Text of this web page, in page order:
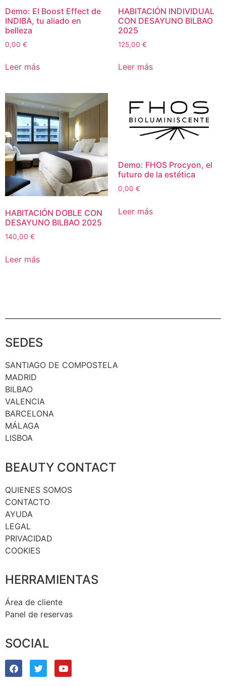
Demo: El Boost Effect de
INDIBA, tu aliado en
belleza
0,00 €
Leer más
HABITACIÓN INDIVIDUAL
CON DESAYUNO BILBAO
2025
125,00 €
Leer más
HABITACIÓN DOBLE CON
DESAYUNO BILBAO 2025
140,00 €
Leer más
Demo: FHOS Procyon, el
futuro de la estética
0,00 €
Leer más
SEDES
SANTIAGO DE COMPOSTELA
MADRID
BILBAO
VALENCIA
BARCELONA
MÁLAGA
LISBOA
BEAUTY CONTACT
QUIENES SOMOS
CONTACTO
AYUDA
LEGAL
PRIVACIDAD
COOKIES
HERRAMIENTAS
Área de cliente
Panel de reservas
SOCIAL